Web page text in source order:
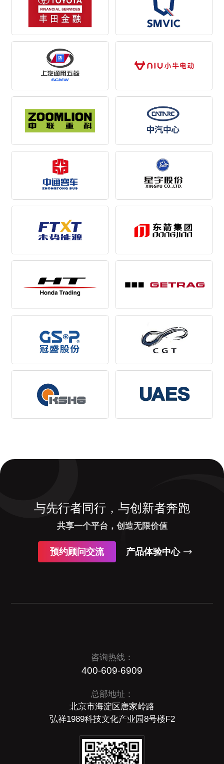
与先行者同行，与创新者奔跑
共享一个平台，创造无限价值
预约顾问交流 产品体验中心
咨询热线：
400-609-6909
总部地址：
北京市海淀区唐家岭路
弘祥1989科技文化产业园8号楼F2